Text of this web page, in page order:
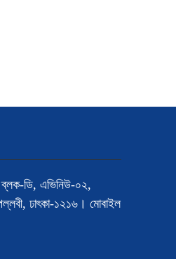
ডি, এভিনিউ-০২,
ঢাৎকা-১২১৬। মোবাইল